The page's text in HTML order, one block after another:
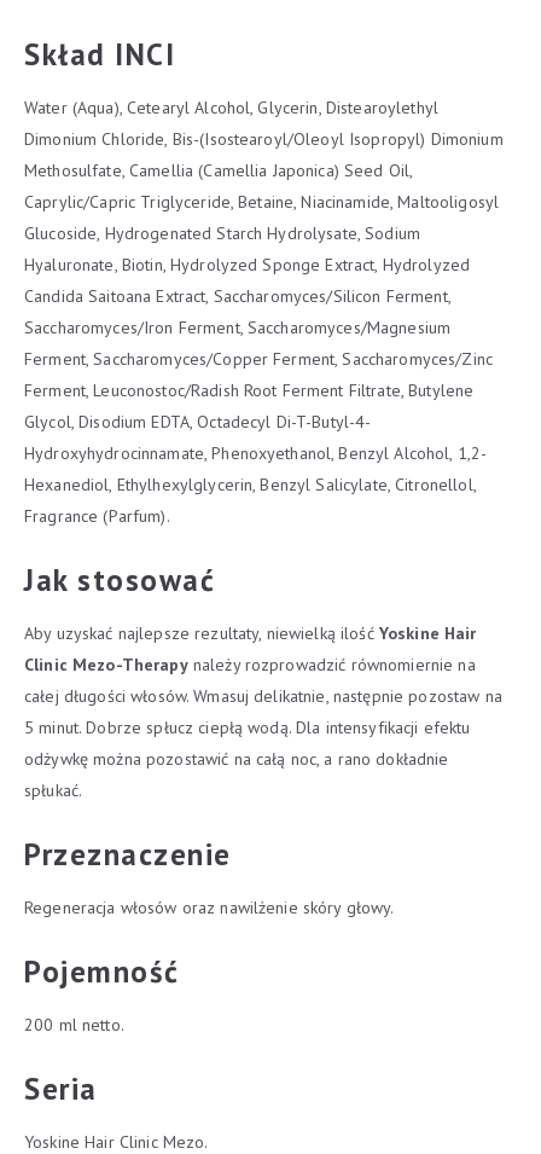
Skład INCI
Water (Aqua), Cetearyl Alcohol, Glycerin, Distearoylethyl
Dimonium Chloride, Bis-(Isostearoyl/Oleoyl Isopropyl) Dimonium
Methosulfate, Camellia (Camellia Japonica) Seed Oil,
Caprylic/Capric Triglyceride, Betaine, Niacinamide, Maltooligosyl
Glucoside, Hydrogenated Starch Hydrolysate, Sodium
Hyaluronate, Biotin, Hydrolyzed Sponge Extract, Hydrolyzed
Candida Saitoana Extract, Saccharomyces/Silicon Ferment,
Saccharomyces/Iron Ferment, Saccharomyces/Magnesium
Ferment, Saccharomyces/Copper Ferment, Saccharomyces/Zinc
Ferment, Leuconostoc/Radish Root Ferment Filtrate, Butylene
Glycol, Disodium EDTA, Octadecyl Di-T-Butyl-4-
Hydroxyhydrocinnamate, Phenoxyethanol, Benzyl Alcohol, 1,2-
Hexanediol, Ethylhexylglycerin, Benzyl Salicylate, Citronellol,
Fragrance (Parfum).
Jak stosować
Aby uzyskać najlepsze rezultaty, niewielką ilość Yoskine Hair
Clinic Mezo-Therapynależy rozprowadzić równomiernie na
całej długości włosów. Wmasuj delikatnie, następnie pozostaw na
5 minut. Dobrze spłucz ciepłą wodą. Dla intensyfikacji efektu
odżywkę można pozostawić na całą noc, a rano dokładnie
spłukać.
Przeznaczenie
Regeneracja włosów oraz nawilżenie skóry głowy.
Pojemność
200 ml netto.
Seria
Yoskine Hair Clinic Mezo.